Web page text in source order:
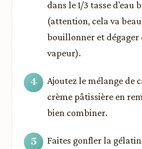
dans le 1/3 tasse d’eau
(attention, cela va
bouillonner et dégager
vapeur).
Ajoutez le mélange de
crème pâtissière en
bien combiner.
Faites gonfler la